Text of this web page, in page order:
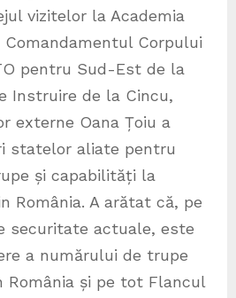
vizitelor la Academia
Corpului
pentru Sud-Est de la
Instruire de la Cincu,
externe Oana Țoiu a
statelor aliate pentru
și capabilități la
România. A arătat că, pe
securitate actuale, este
a numărului de trupe
România și pe tot Flancul